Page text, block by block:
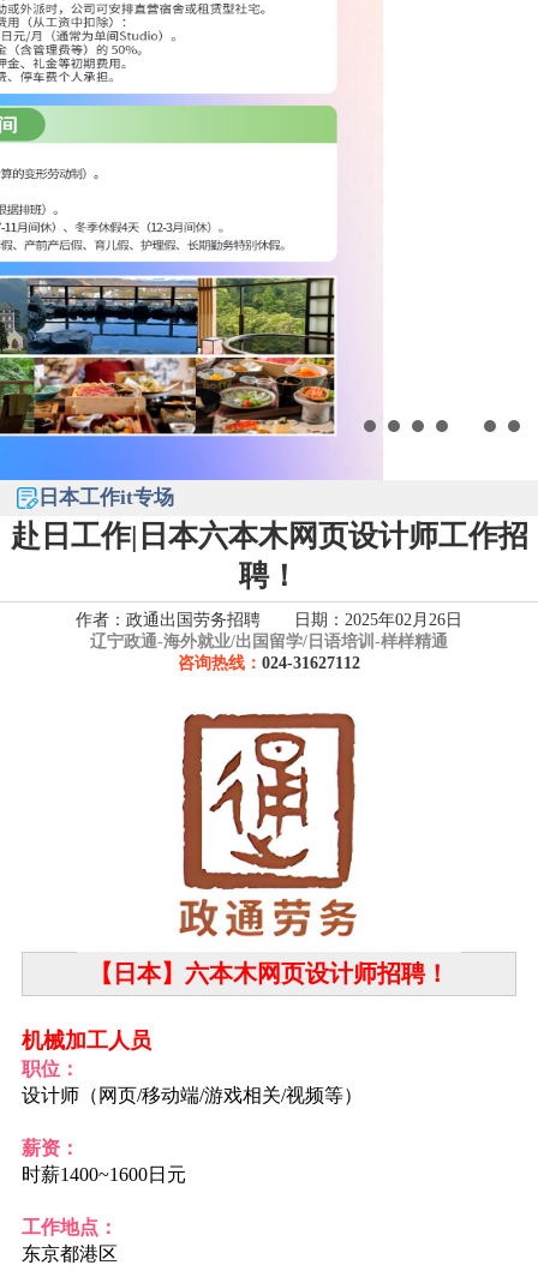
日本工作it专场
赴日工作|日本六本木网页设计师工作招
聘！
作者：政通出国劳务招聘 日期：2025年02月26日
辽宁政通-海外就业/出国留学/日语培训-样样精通
咨询热线： 024-31627112
【日本】六本木网页设计师招聘！
机械加工人员
职位：
设计师（网页/移动端/游戏相关/视频等）
薪资：
时薪1400~1600日元
工作地点：
东京都港区